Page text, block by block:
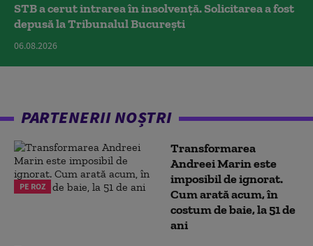
STB a cerut intrarea în insolvență. Solicitarea a fost
depusă la Tribunalul București
06.08.2026
PARTENERII NOȘTRI
PE ROZ
Transformarea
Andreei Marin este
imposibil de ignorat.
Cum arată acum, în
costum de baie, la 51 de
ani